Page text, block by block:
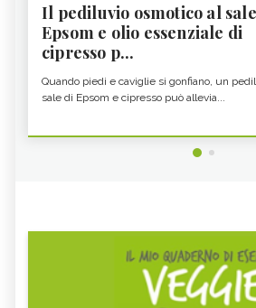
Il pediluvio osmotico al
Epsom e olio essenziale di
cipresso p...
Quando piedi e caviglie si gonfiano, un
sale di Epsom e cipresso può allevia...